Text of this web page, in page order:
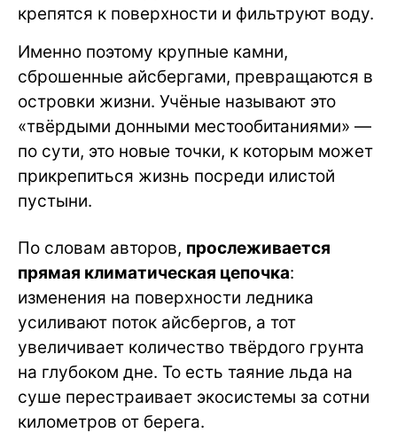
крепятся к поверхности и фильтруют воду.
Именно поэтому крупные камни,
сброшенные айсбергами, превращаются в
островки жизни. Учёные называют это
«твёрдыми донными местообитаниями» —
по сути, это новые точки, к которым может
прикрепиться жизнь посреди илистой
пустыни.
По словам авторов, прослеживается
прямая климатическая цепочка:
изменения на поверхности ледника
усиливают поток айсбергов, а тот
увеличивает количество твёрдого грунта
на глубоком дне. То есть таяние льда на
суше перестраивает экосистемы за сотни
километров от берега.